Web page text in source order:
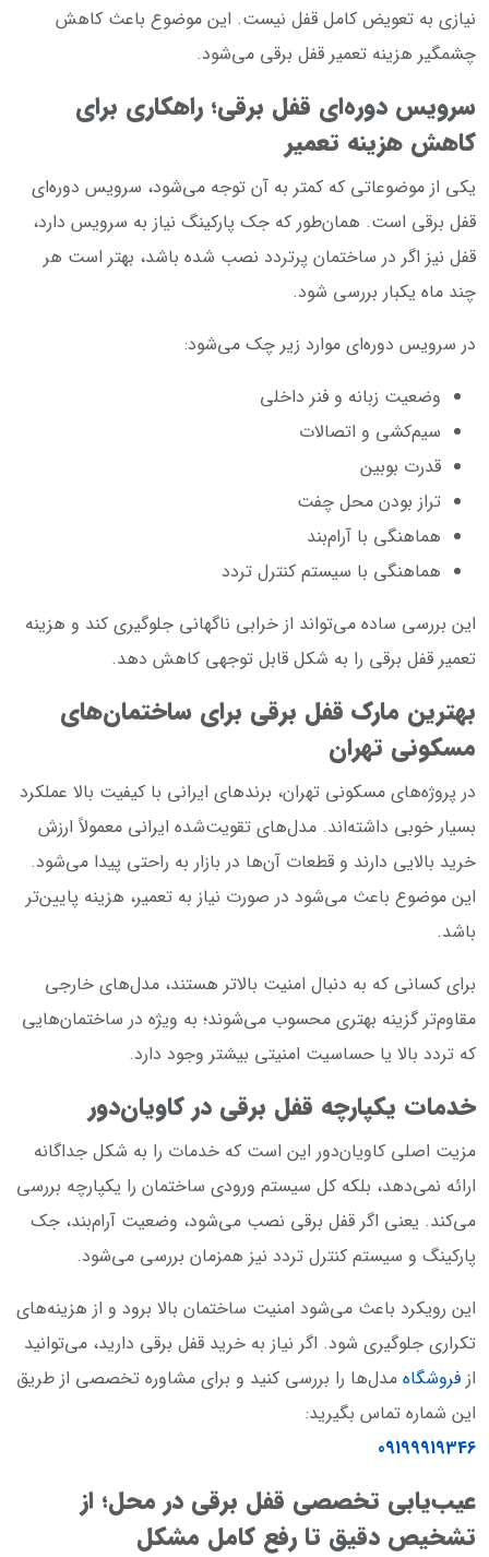
نیازی به تعویض کامل قفل نیست. این موضوع باعث کاهش
چشمگیر هزینه تعمیر قفل برقی می‌شود.
سرویس دوره‌ای قفل برقی؛ راهکاری برای
کاهش هزینه تعمیر
یکی از موضوعاتی که کمتر به آن توجه می‌شود، سرویس دوره‌ای
قفل برقی است. همان‌طور که جک پارکینگ نیاز به سرویس دارد،
قفل نیز اگر در ساختمان پرتردد نصب شده باشد، بهتر است هر
چند ماه یکبار بررسی شود.
در سرویس دوره‌ای موارد زیر چک می‌شود:
وضعیت زبانه و فنر داخلی
سیم‌کشی و اتصالات
قدرت بوبین
تراز بودن محل چفت
هماهنگی با آرام‌بند
هماهنگی با سیستم کنترل تردد
این بررسی ساده می‌تواند از خرابی ناگهانی جلوگیری کند و هزینه
تعمیر قفل برقی را به شکل قابل توجهی کاهش دهد.
بهترین مارک قفل برقی برای ساختمان‌های
مسکونی تهران
در پروژه‌های مسکونی تهران، برندهای ایرانی با کیفیت بالا عملکرد
بسیار خوبی داشته‌اند. مدل‌های تقویت‌شده ایرانی معمولاً ارزش
خرید بالایی دارند و قطعات آن‌ها در بازار به راحتی پیدا می‌شود.
این موضوع باعث می‌شود در صورت نیاز به تعمیر، هزینه پایین‌تر
باشد.
برای کسانی که به دنبال امنیت بالاتر هستند، مدل‌های خارجی
مقاوم‌تر گزینه بهتری محسوب می‌شوند؛ به ویژه در ساختمان‌هایی
که تردد بالا یا حساسیت امنیتی بیشتر وجود دارد.
خدمات یکپارچه قفل برقی در کاویان‌دور
مزیت اصلی کاویان‌دور این است که خدمات را به شکل جداگانه
ارائه نمی‌دهد، بلکه کل سیستم ورودی ساختمان را یکپارچه بررسی
می‌کند. یعنی اگر قفل برقی نصب می‌شود، وضعیت آرام‌بند، جک
پارکینگ و سیستم کنترل تردد نیز همزمان بررسی می‌شود.
این رویکرد باعث می‌شود امنیت ساختمان بالا برود و از هزینه‌های
تکراری جلوگیری شود. اگر نیاز به خرید قفل برقی دارید، می‌توانید
از فروشگاه مدل‌ها را بررسی کنید و برای مشاوره تخصصی از طریق
این شماره تماس بگیرید:
09199919346
عیب‌یابی تخصصی قفل برقی در محل؛ از
تشخیص دقیق تا رفع کامل مشکل